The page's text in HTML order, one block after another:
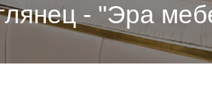
- "Эра